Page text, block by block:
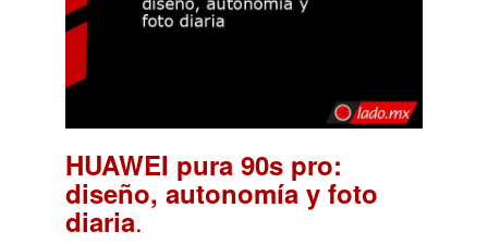
HUAWEI pura 90s pro:
diseño, autonomía y foto
diaria.